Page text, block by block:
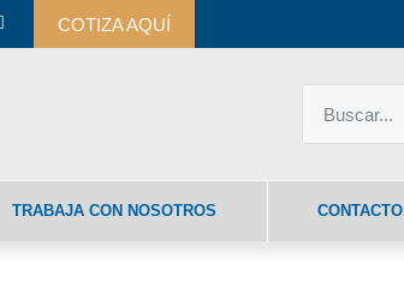
COTIZA AQUÍ
TRABAJA CON NOSOTROS CONTACTO